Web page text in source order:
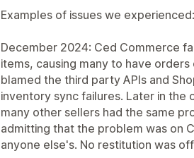
Examples of issues we experienced:
December 2024: Ced Commerce
items, causing many to have
blamed the third party APIs and
inventory sync failures. Later in
many other sellers had the same
admitting that the problem was on
anyone else's. No restitution was